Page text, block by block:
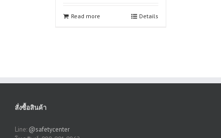
Read more Details
สั่งซื้อสินค้า
Line: @safetycenter